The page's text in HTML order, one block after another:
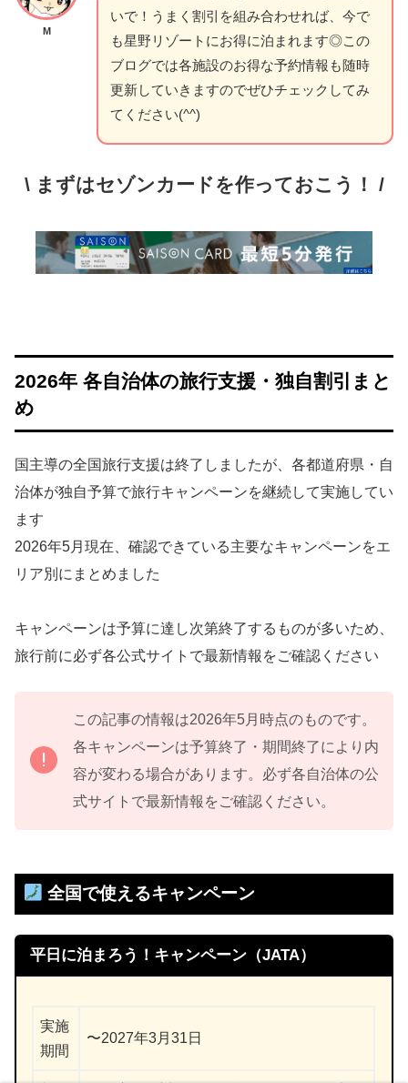
M
いで！うまく割引を組み合わせれば、今で
も星野リゾートにお得に泊まれます◎この
ブログでは各施設のお得な予約情報も随時
更新していきますのでぜひチェックしてみ
てください(^^)
\ まずはセゾンカードを作っておこう！ /
2026年 各自治体の旅行支援・独自割引まと
め
国主導の全国旅行支援は終了しましたが、各都道府県・自
治体が独自予算で旅行キャンペーンを継続して実施してい
ます
2026年5月現在、確認できている主要なキャンペーンをエ
リア別にまとめました
キャンペーンは予算に達し次第終了するものが多いため、
旅行前に必ず各公式サイトで最新情報をご確認ください
この記事の情報は2026年5月時点のものです。
各キャンペーンは予算終了・期間終了により内
容が変わる場合があります。必ず各自治体の公
式サイトで最新情報をご確認ください。
全国で使えるキャンペーン
平日に泊まろう！キャンペーン（JATA）
実施
期間
〜2027年3月31日